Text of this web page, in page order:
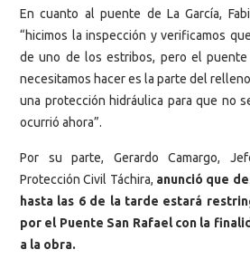
En cuanto al puente de La García,
“hicimos la inspección y verificamos
de uno de los estribos, pero el
necesitamos hacer es la parte del
una protección hidráulica para que no
ocurrió ahora”.
Por su parte, Gerardo Camargo,
Protección Civil Táchira, anunció que
hasta las 6 de la tarde estará
por el Puente San Rafael con la
a la obra.